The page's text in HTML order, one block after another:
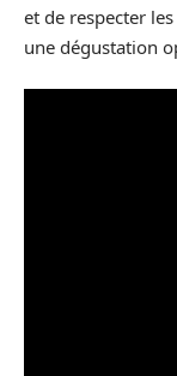
et de respecter
une dégustation